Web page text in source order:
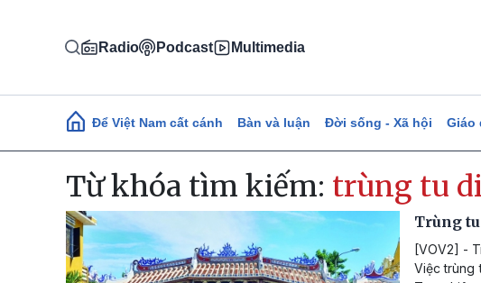
Radio Podcast Multimedia
Main navigation
Để Việt Nam cất cánh Bàn và luận Đời sống - Xã hội Giáo
Từ khóa tìm kiếm: trùng tu
Trùng
[VOV2] -
Việc trùng